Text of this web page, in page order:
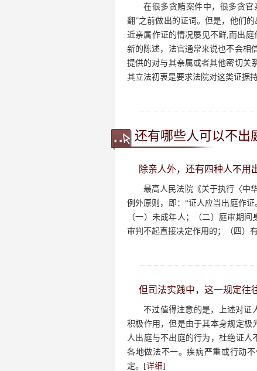
在很多贪贿案件中，很多贪
翻”之前做出的证词。但是，他们
近亲属作证的情况屡见不鲜,而出
新的陈述，法官通常来说也不会相
提供的对与其亲属或者其他密切关
其立法初衷是要求法院对这类证据
还有哪些人可以不出
除亲人外，还有四种人不用
最高人民法院《关于执行〈中
例外原则，即：“证人应当出庭作
（一）未成年人；（二）庭审期
审判不起直接决定作用的；（四）
但司法实践中，这一规定往
不过值得注意的是，上述对证
积极作用，但是由于其本身规定极
人出庭与不出庭的行为，杜绝证人
各地做法不一。疾病严重或行动
定。[详细]